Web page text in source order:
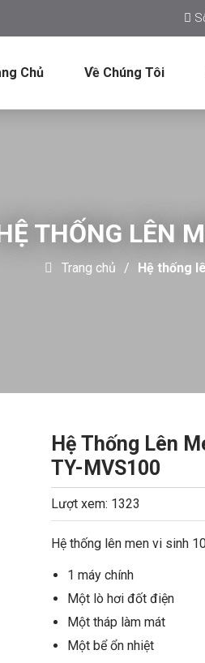
Chủ Về Chúng Tôi
THỐNG LÊN
Trang chủ Hệ thống
Hệ Thống Lên
TY-MVS100
Lượt xem: 1323
Hệ thống lên men vi sinh
1 máy chính
Một lò hơi đốt điện
Một tháp làm mát
Một bể ổn nhiệt